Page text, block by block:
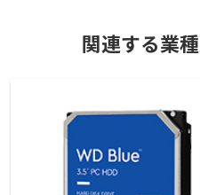
関連する業